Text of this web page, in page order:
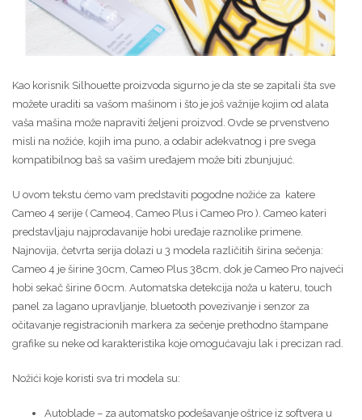
Kao korisnik Silhouette proizvoda sigurno je da ste se zapitali šta sve
možete uraditi sa vašom mašinom i što je još važnije kojim od alata
vaša mašina može napraviti željeni proizvod. Ovde se prvenstveno
misli na nožiće, kojih ima puno, a odabir adekvatnog i pre svega
kompatibilnog baš sa vašim uređajem može biti zbunjujuć.
U ovom tekstu ćemo vam predstaviti pogodne nožiće za katere
Cameo 4 serije ( Cameo4, Cameo Plus i Cameo Pro ). Cameo kateri
predstavljaju najprodavanije hobi uređaje raznolike primene.
Najnovija, četvrta serija dolazi u 3 modela različitih širina sečenja:
Cameo 4 je širine 30cm, Cameo Plus 38cm, dok je Cameo Pro najveći
hobi sekač širine 60cm. Automatska detekcija noža u kateru, touch
panel za lagano upravljanje, bluetooth povezivanje i senzor za
očitavanje registracionih markera za sečenje prethodno štampane
grafike su neke od karakteristika koje omogućavaju lak i precizan rad.
Nožići koje koristi sva tri modela su:
Autoblade – za automatsko podešavanje oštrice iz softvera u